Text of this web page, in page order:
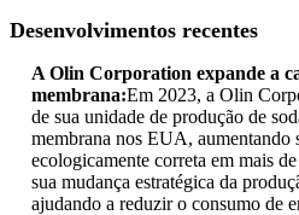
Desenvolvimentos recentes
A Olin Corporation expande a
membrana:Em 2023, a Olin
de sua unidade de produção de
membrana nos EUA, aumentando
ecologicamente correta em mais
sua mudança estratégica da
ajudando a reduzir o consumo de